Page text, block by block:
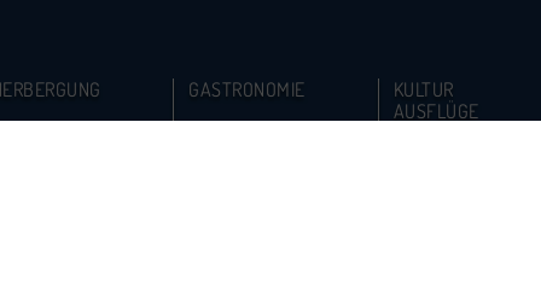
GASTRONOMIE
KULTUR
AUSFLÜGE